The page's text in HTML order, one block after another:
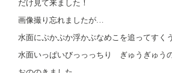
だけ見て来ました！
画像撮り忘れましたが…
水面にぷかぷか浮かぶなめこを追ってすく
水面いっぱいびっっっちり ぎゅうぎゅう